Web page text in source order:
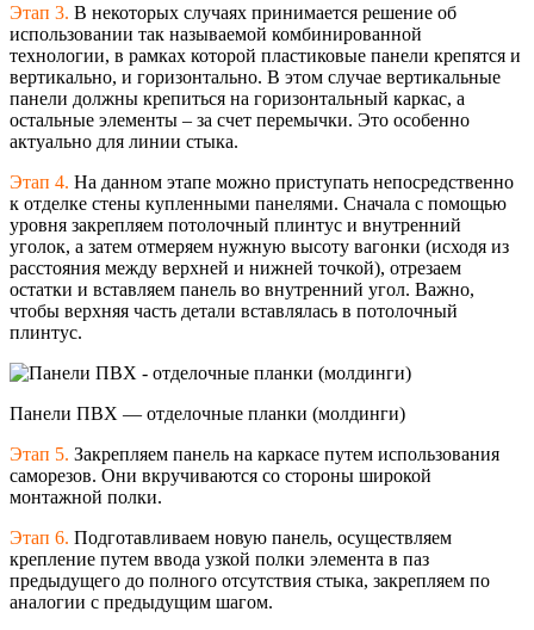
Этап 3. В некоторых случаях принимается решение об
использовании так называемой комбинированной
технологии, в рамках которой пластиковые панели крепятся и
вертикально, и горизонтально. В этом случае вертикальные
панели должны крепиться на горизонтальный каркас, а
остальные элементы – за счет перемычки. Это особенно
актуально для линии стыка.
Этап 4. На данном этапе можно приступать непосредственно
к отделке стены купленными панелями. Сначала с помощью
уровня закрепляем потолочный плинтус и внутренний
уголок, а затем отмеряем нужную высоту вагонки (исходя из
расстояния между верхней и нижней точкой), отрезаем
остатки и вставляем панель во внутренний угол. Важно,
чтобы верхняя часть детали вставлялась в потолочный
плинтус.
Панели ПВХ — отделочные планки (молдинги)
Этап 5. Закрепляем панель на каркасе путем использования
саморезов. Они вкручиваются со стороны широкой
монтажной полки.
Этап 6. Подготавливаем новую панель, осуществляем
крепление путем ввода узкой полки элемента в паз
предыдущего до полного отсутствия стыка, закрепляем по
аналогии с предыдущим шагом.